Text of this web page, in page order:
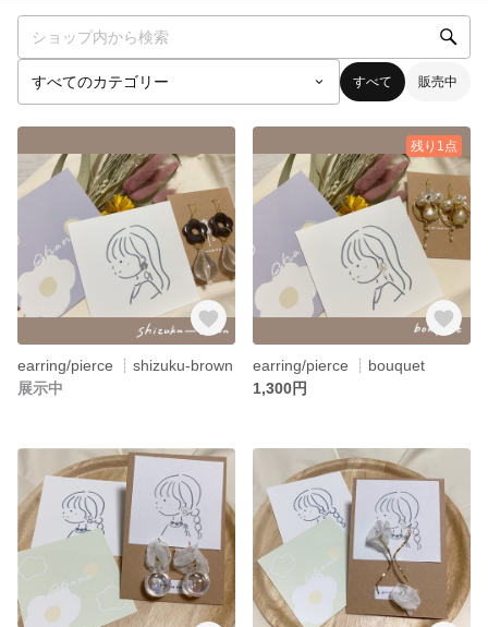
すべて 販売中
earring/pierce ┊︎shizuku-brown
展示中
残り1点
earring/pierce ┊︎bouquet
1,300円